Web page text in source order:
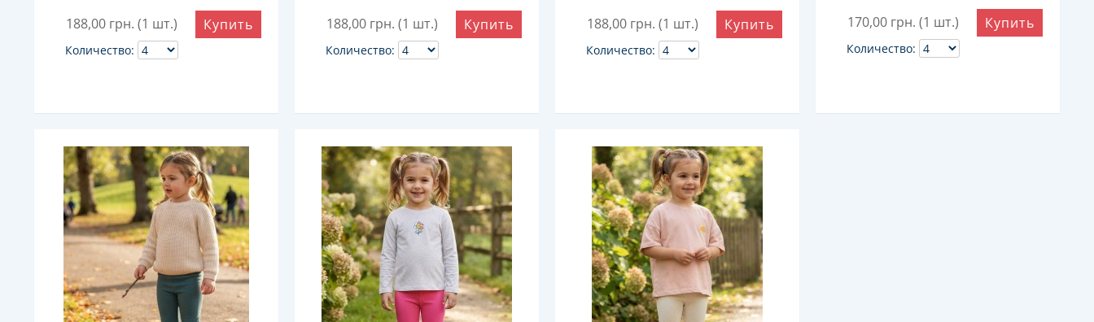
188,00 грн. (1 шт.)
Количество:
Купить 188,00 грн. (1 шт.)
Количество:
Купить 188,00 грн. (1 шт.)
Количество:
Купить 170,00 грн. (1 шт.)
Количество:
Купить